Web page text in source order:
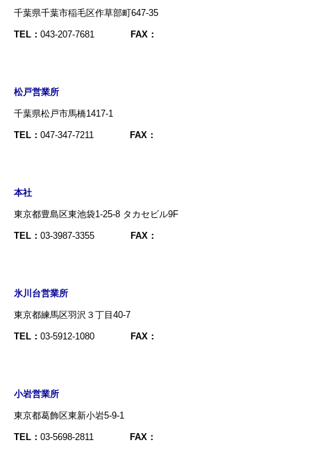
千葉県千葉市稲毛区作草部町647-35
TEL： 043-207-7681 FAX：
松戸営業所
千葉県松戸市馬橋1417-1
TEL： 047-347-7211 FAX：
本社
東京都豊島区東池袋1-25-8 タカセビル9F
TEL： 03-3987-3355 FAX：
氷川台営業所
東京都練馬区羽沢３丁目40-7
TEL： 03-5912-1080 FAX：
小岩営業所
東京都葛飾区東新小岩5-9-1
TEL： 03-5698-2811 FAX：